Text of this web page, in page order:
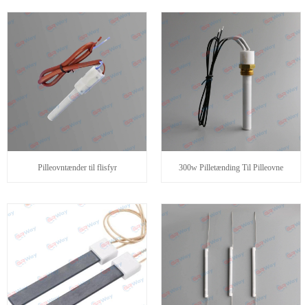
Pilleovntænder til flisfyr 300w Pilletænding Til Pilleovne